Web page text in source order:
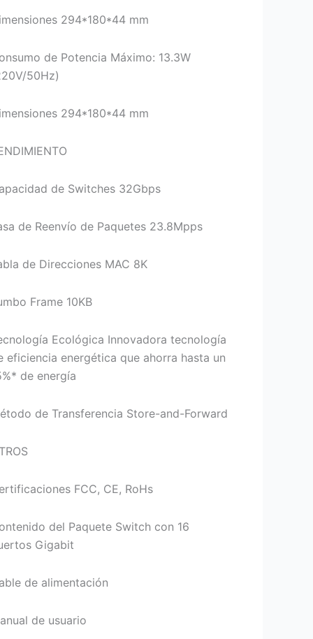
294*180*44 mm
de Potencia Máximo: 13.3W
50Hz)
294*180*44 mm
de Switches 32Gbps
de Reenvío de Paquetes 23.8Mpps
de Direcciones MAC 8K
Frame 10KB
Ecológica Innovadora tecnología
eficiencia energética que ahorra hasta un
de energía
de Transferencia Store-and-Forward
FCC, CE, RoHs
del Paquete Switch con 16
Gigabit
de alimentación
de usuario